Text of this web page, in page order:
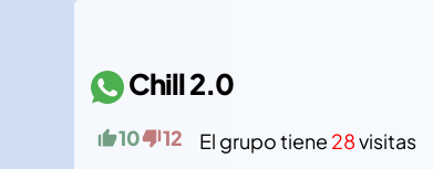
Chill 2.0
10 12 El grupo tiene 28visitas